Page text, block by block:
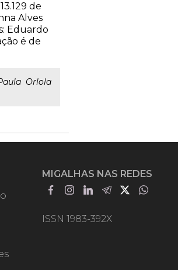
de
Alves
Eduardo
é de
Orlola
MIGALHAS NAS REDES
ISSN 1983-392X